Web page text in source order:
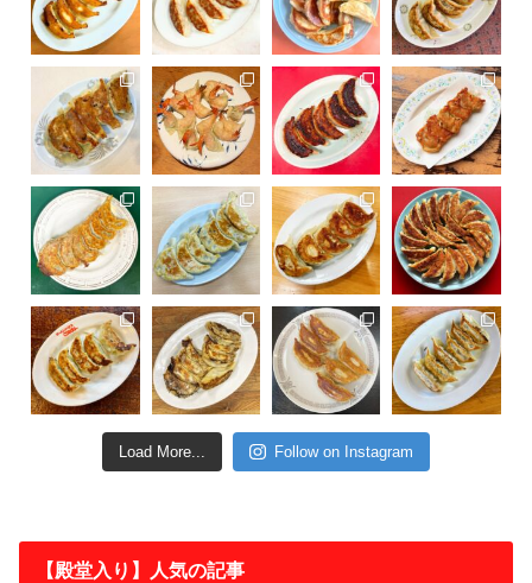
Load More... Follow on Instagram
【殿堂入り】人気の記事